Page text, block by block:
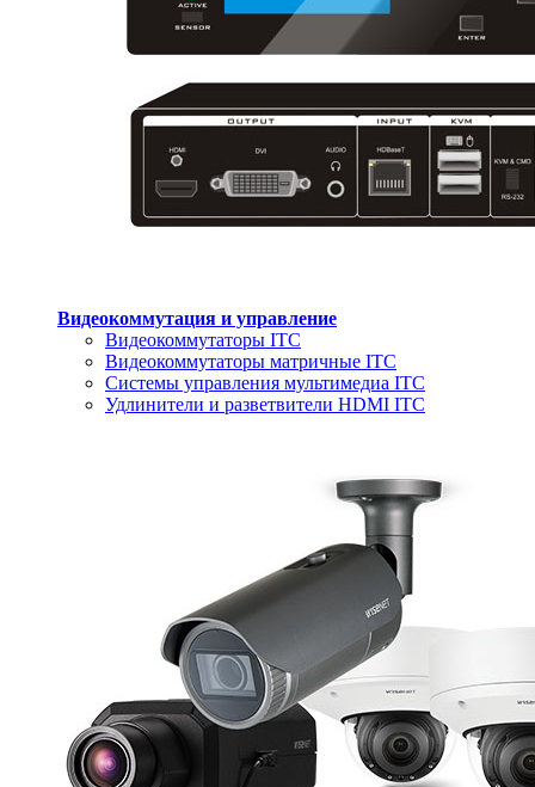
Видеокоммутация и управление
Видеокоммутаторы ITC
Видеокоммутаторы матричные ITC
Системы управления мультимедиа ITC
Удлинители и разветвители HDMI ITC